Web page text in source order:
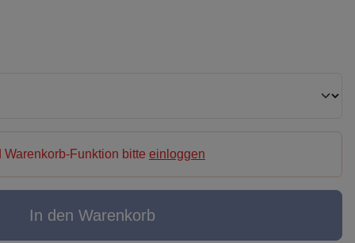
Funktion bitte einloggen
In den Warenkorb